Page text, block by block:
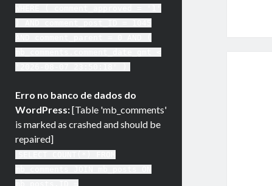
Erro no banco de dados do
WordPress:[Table 'mb_comments'
is marked as crashed and should be
repaired]